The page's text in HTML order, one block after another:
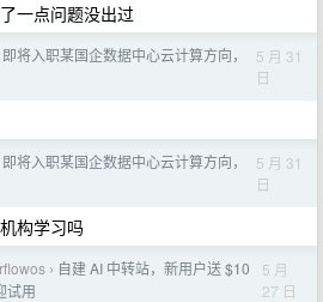
一点问题没出过
即将入职某国企数据中心云计算方向，
5 月 31
日
即将入职某国企数据中心云计算方向，
5 月 31
日
构学习吗
› 自建 AI 中转站，新用户送 $10
试用
5 月
27 日